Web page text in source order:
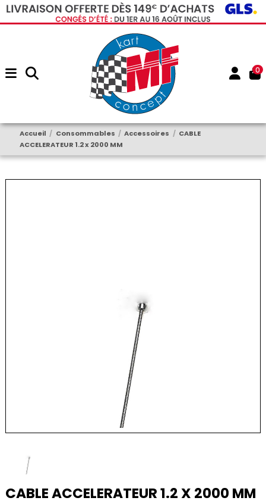
0
Accueil Consommables Accessoires
CABLE
ACCELERATEUR 1.2 x 2000 MM
CABLE ACCELERATEUR 1.2 X 2000 MM